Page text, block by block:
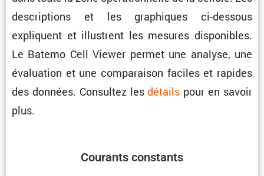
descrip­tions et les graphiques ci-dessous
expliquent et illus­trent les mesures dispo­nibles.
Le Batemo Cell Viewer permet une analyse, une
évalua­tion et une compa­raison faciles et rapides
des données. Consultez lesdétails pour en savoir
plus.
Courants constants